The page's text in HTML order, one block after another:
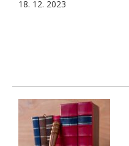
18. 12. 2023